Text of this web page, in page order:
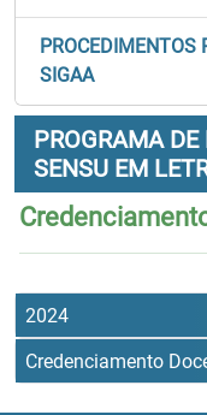
PROCEDIMENTOS
SIGAA
PROGRAMA
SENSU EM
2024
Credenciamento